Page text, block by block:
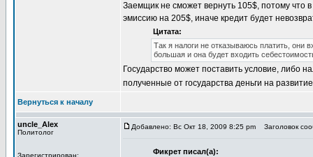
Заемщик не сможет вернуть 105$, потому что
эмиссию на 205$, иначе кредит будет
Цитата:
Так я налоги не отказываюсь платить, они
большая и она будет входить
Государство может поставить условие, либо
полученные от государства деньги на
Вернуться к началу
uncle_Alex
Политолог
Зарегистрирован:
Добавлено: Вс Окт 18, 2009 8:25 pm Заголовок
Фикрет писал(а):